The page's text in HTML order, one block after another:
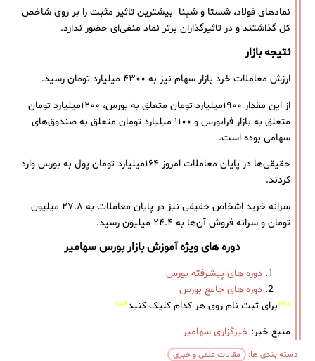
نمادهای فولاد، شستا و شپنا بیشترین تاثیر مثبت را بر روی شاخص
کل گذاشتند و در تاثیرگذاران برتر نماد منفی‌ای حضور ندارد.
نتیجه بازار
ارزش معاملات خرد بازار سهام نیز به ۴۳۰۰ میلیارد تومان رسید.
از این مقدار ۱۹۰۰میلیارد تومان متعلق به بورس، ۱۲۰۰میلیارد تومان
متعلق به بازار فرابورس و ۱۱۰۰ میلیارد تومان متعلق به صندوق‌های
سهامی بوده است.
حقیقی‌ها در پایان معاملات امروز ۱۶۴میلیارد تومان پول به بورس وارد
کردند.
سرانه خرید اشخاص حقیقی نیز در پایان معاملات به ۲۷.۸ میلیون
تومان و سرانه فروش آن‌ها به ۲۴.۴ میلیون رسید.
دوره های ویژه آموزش بازار بورس سهامیر
دوره های پیشرفته بورس
دوره های جامع بورس
***برای ثبت نام روی هر کدام کلیک کنید***
منبع خبر: خبرگزاری سهامیر
دسته بندی ها: مقالات علمی و خبری